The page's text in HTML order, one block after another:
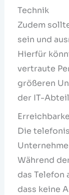
Technik
Zudem
sein und
Hierfür
vertraute
größeren
der IT-
Die
Während
das Telefon
dass keine